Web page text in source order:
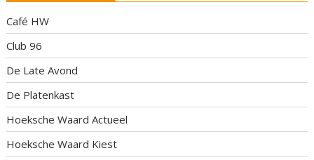
Café HW
Club 96
De Late Avond
De Platenkast
Hoeksche Waard Actueel
Hoeksche Waard Kiest